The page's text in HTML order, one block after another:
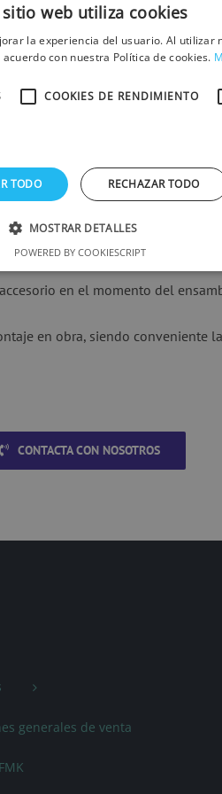
y cumplen con la norma
tubo de PVC y la cámara del
tales como contrabridas y
en el momento del
en obra, siendo
CONTACTA CON NOSOTROS
generales de venta
sitio web utiliza cookies
la experiencia del usuario. Al utilizar
con nuestra Política de cookies.
COOKIES DE RENDIMIENTO
TODO RECHAZAR TODO
MOSTRAR DETALLES
POWERED BY COOKIESCRIPT